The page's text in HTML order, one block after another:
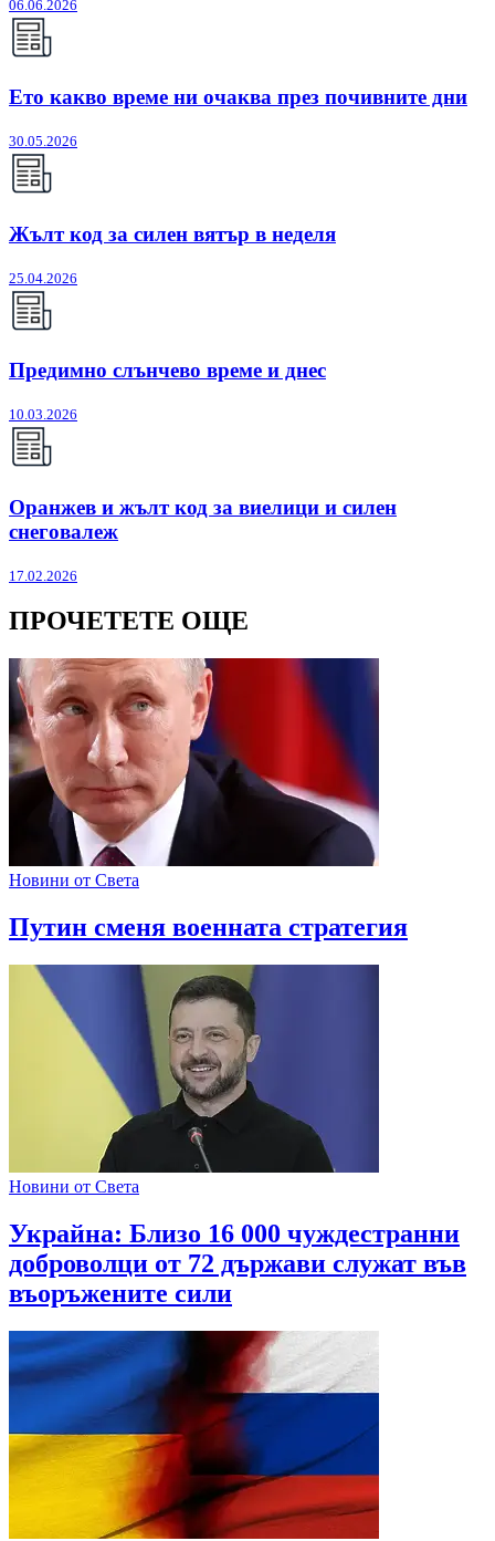
06.06.2026
Ето какво време ни очаква през почивните дни
30.05.2026
Жълт код за силен вятър в неделя
25.04.2026
Предимно слънчево време и днес
10.03.2026
Оранжев и жълт код за виелици и силен
снеговалеж
17.02.2026
ПРОЧЕТЕТЕ ОЩЕ
Новини от Света
Путин сменя военната стратегия
Новини от Света
Украйна: Близо 16 000 чуждестранни
доброволци от 72 държави служат във
въоръжените сили